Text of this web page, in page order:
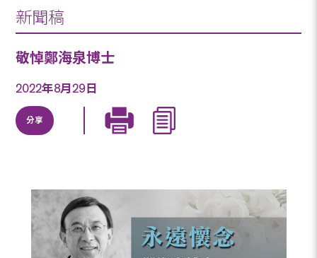
新聞稿
敬悼鄭海泉博士
2022年8月29日
分享